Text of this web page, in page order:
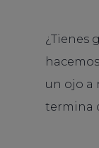
¿Tienes
un ojo a
termina